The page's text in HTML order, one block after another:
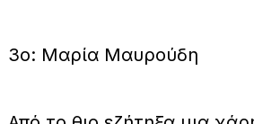
3ο: Μαρία Μαυρούδη